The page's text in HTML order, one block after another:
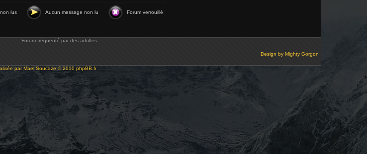
lus Aucun message non lu Forum verrouillé
Forum fréquenté par des adultes.
Design by Mighty Gorgon
parMaël Soucaze © 2010 phpBB.fr